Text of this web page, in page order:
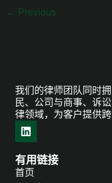
← Previous
我们的律师团队同时
民、公司与商事、诉
律领域，为客户提供
有用链接
首页